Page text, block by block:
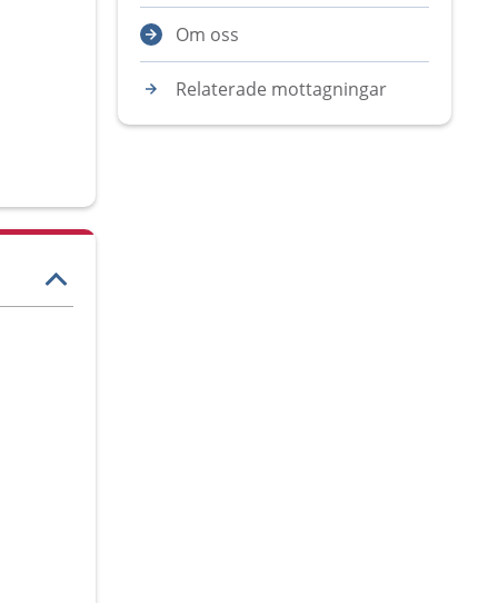
Om oss
Relaterade mottagningar